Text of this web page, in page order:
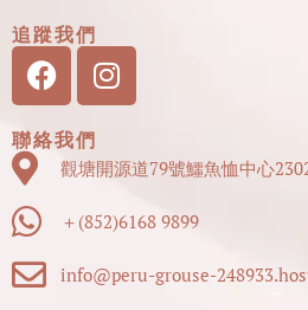
追蹤我們
FacebookInstagram
聯絡我們
觀塘開源道79號鱷魚恤中心
＋(852)6168 9899
info@peru-grouse-